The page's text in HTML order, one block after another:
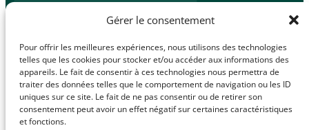
Gérer le consentement
Pour offrir les meilleures expériences, nous utilisons des technologies
telles que les cookies pour stocker et/ou accéder aux informations des
appareils. Le fait de consentir à ces technologies nous permettra de
traiter des données telles que le comportement de navigation ou les ID
uniques sur ce site. Le fait de ne pas consentir ou de retirer son
consentement peut avoir un effet négatif sur certaines caractéristiques
et fonctions.
Lundi, mardi, jeudi et vendredi de 14h à
Mercredi de 10h à 12h.
facebook